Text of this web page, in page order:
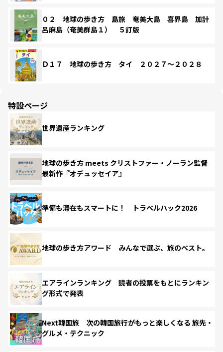
０２ 地球の歩き方 島旅 奄美大島 喜界島 加計
呂麻島（奄美群島１） ５訂版
Ｄ１７ 地球の歩き方 タイ ２０２７～２０２８
特設ページ
世界遺産ランキング
地球の歩き方 meets クリストファー・ノーラン監督
最新作『オデュッセイア』
準備も滞在もスマートに！ トラベルハック2026
地球の歩き方アワード みんなで選ぶ、旅のベスト。
エアラインランキング 読者の投票をもとにランキン
グ形式で発表
Next韓国旅 次の韓国旅行がもっと楽しくなる 旅先・
グルメ・テクニック